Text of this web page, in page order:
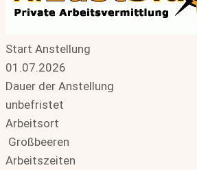
Start Anstellung
01.07.2026
Dauer der Anstellung
unbefristet
Arbeitsort
Großbeeren
Arbeitszeiten